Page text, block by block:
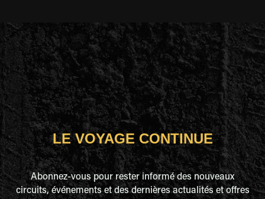
LE VOYAGE CONTINUE
Abonnez-vous pour rester informé des nouveaux
circuits, événements et des dernières actualités et offres